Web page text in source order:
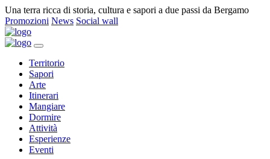
Una terra ricca di storia, cultura e sapori a due passi da Bergamo
Promozioni News Social wall
Territorio
Sapori
Arte
Itinerari
Mangiare
Dormire
Attività
Esperienze
Eventi